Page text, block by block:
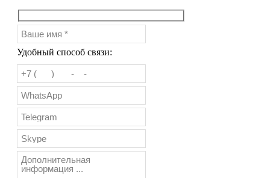
Удобный способ связи: